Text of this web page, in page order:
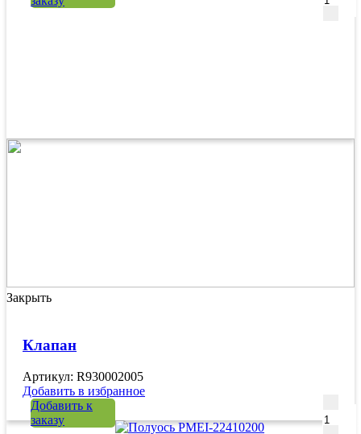
Закрыть
Клапан
Артикул: R930002005
Добавить в избранное
Добавить к
заказу